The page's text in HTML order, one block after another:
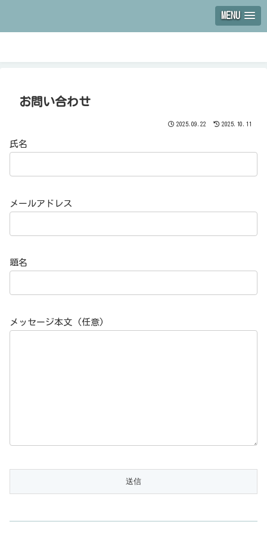
MENU
お問い合わせ
2025.09.22 2025.10.11
氏名
メールアドレス
題名
メッセージ本文 (任意)